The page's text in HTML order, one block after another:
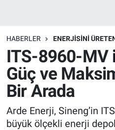
HABERLER ENERJISINI
ITS-8960-MV
Güç ve
Bir Arada
Arde Enerji, Sineng’in
büyük ölçekli enerji
Depolama Çözümleri
İnşaat ve Malzeme
HaberOrtak
EndüstriST